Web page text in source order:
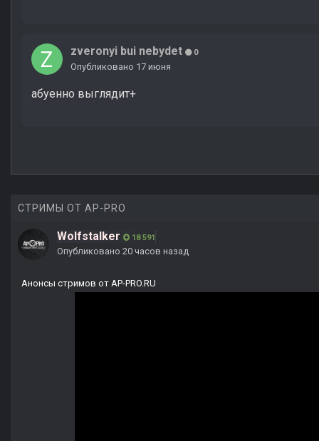
zveronyi bui nebydet 0
Опубликовано 17 июня
абуенно выглядит+
СТРИМЫ ОТ AP-PRO
Wolfstalker 18 591
Опубликовано 20 часов назад
Анонсы стримов от AP-PRO.RU